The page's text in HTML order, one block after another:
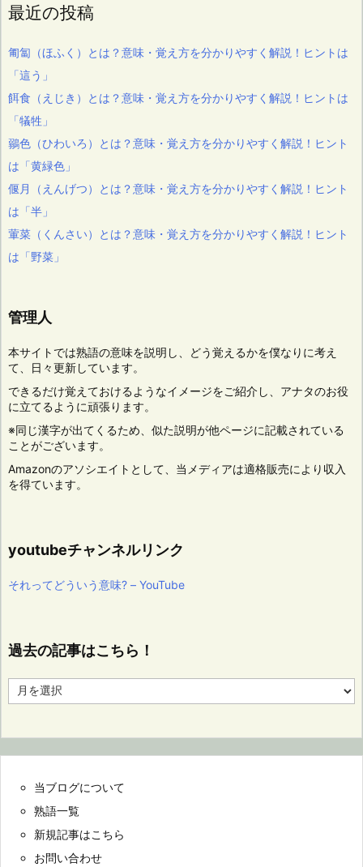
最近の投稿
匍匐（ほふく）とは？意味・覚え方を分かりやすく解説！ヒントは
「這う」
餌食（えじき）とは？意味・覚え方を分かりやすく解説！ヒントは
「犠牲」
鶸色（ひわいろ）とは？意味・覚え方を分かりやすく解説！ヒント
は「黄緑色」
偃月（えんげつ）とは？意味・覚え方を分かりやすく解説！ヒント
は「半」
葷菜（くんさい）とは？意味・覚え方を分かりやすく解説！ヒント
は「野菜」
管理人
本サイトでは熟語の意味を説明し、どう覚えるかを僕なりに考え
て、日々更新しています。
できるだけ覚えておけるようなイメージをご紹介し、アナタのお役
に立てるように頑張ります。
※同じ漢字が出てくるため、似た説明が他ページに記載されている
ことがございます。
Amazonのアソシエイトとして、当メディアは適格販売により収入
を得ています。
youtubeチャンネルリンク
それってどういう意味? – YouTube
過去の記事はこちら！
去
ら！
当ブログについて
熟語一覧
新規記事はこちら
お問い合わせ